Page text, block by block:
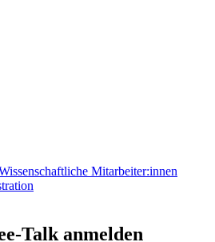
Mitarbeiter:innen
Talk anmelden